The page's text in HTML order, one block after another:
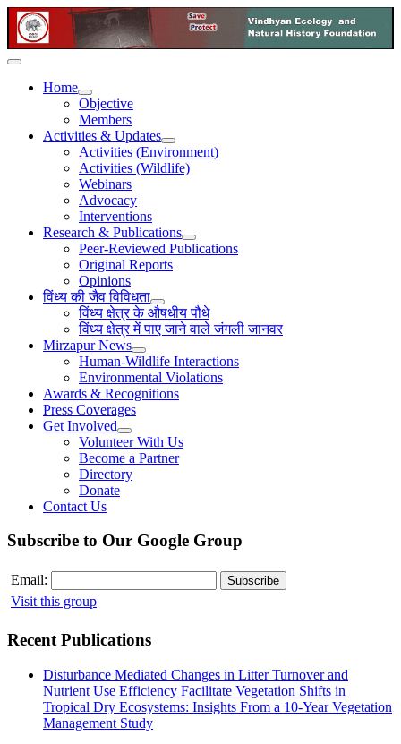
Home
Objective
Members
Activities & Updates
Activities (Environment)
Activities (Wildlife)
Webinars
Advocacy
Interventions
Research & Publications
Peer-Reviewed Publications
Original Reports
Opinions
विंध्य की जैव विविधता
विंध्य क्षेत्र के औषधीय पौधे
विंध्य क्षेत्र में पाए जाने वाले जंगली जानवर
Mirzapur News
Human-Wildlife Interactions
Environmental Violations
Awards & Recognitions
Press Coverages
Get Involved
Volunteer With Us
Become a Partner
Directory
Donate
Contact Us
Subscribe to Our Google Group
Email:
Visit this group
Recent Publications
Disturbance Mediated Changes in Litter Turnover and
Nutrient Use Efficiency Facilitate Vegetation Shifts in
Tropical Dry Ecosystems: Insights From a 10-Year Vegetation
Management Study